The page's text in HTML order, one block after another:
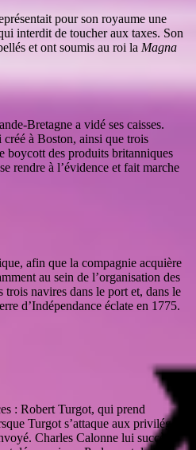
pour son royaume une
interdit de toucher aux taxes. Son
et ont soumis au roi la Magna
Bretagne a vidé ses caisses.
créé à Boston, ainsi que trois
boycott des produits britanniques
rendre à l’évidence et fait marche
afin que la compagnie acquière
au sein de l’organisation des
navires dans le port et, dans le
d’Indépendance éclate en 1775.
: Robert Turgot, qui prend
Turgot s’attaque aux privilégiés,
Charles Calonne lui succède